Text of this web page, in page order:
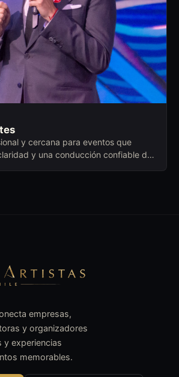
y cercana para eventos que
y una conducción confiable de
empresas,
y organizadores
experiencias
memorables.